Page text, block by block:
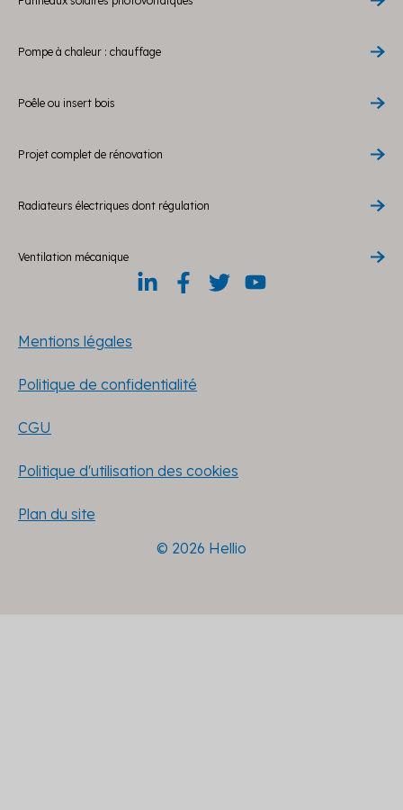
Pompe à chaleur : chauffage
Poêle ou insert bois
Projet complet de rénovation
Radiateurs électriques dont régulation
Ventilation mécanique
Mentions légales
Politique de confidentialité
CGU
Politique d'utilisation des cookies
Plan du site
© 2026 Hellio